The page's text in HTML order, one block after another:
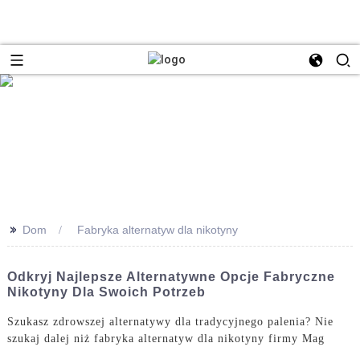
>> Dom Fabryka alternatyw dla nikotyny
Odkryj Najlepsze Alternatywne Opcje Fabryczne
Nikotyny Dla Swoich Potrzeb
Szukasz zdrowszej alternatywy dla tradycyjnego palenia? Nie
szukaj dalej niż fabryka alternatyw dla nikotyny firmy Mag